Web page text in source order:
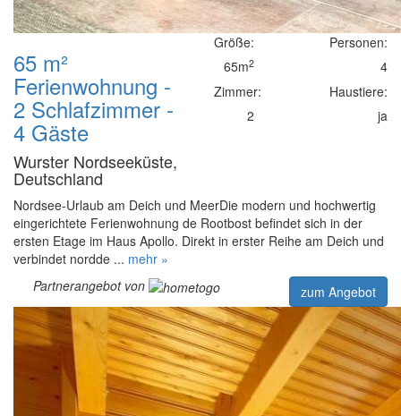
65 m²
Ferienwohnung -
2 Schlafzimmer -
4 Gäste
Wurster Nordseeküste,
Deutschland
Größe:
65m2
Zimmer:
2
Personen:
4
Haustiere:
ja
Nordsee-Urlaub am Deich und MeerDie modern und hochwertig
eingerichtete Ferienwohnung de Rootbost befindet sich in der
ersten Etage im Haus Apollo. Direkt in erster Reihe am Deich und
verbindet nordde ... mehr »
Partnerangebot von
zum Angebot